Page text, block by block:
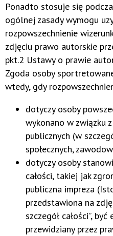
Ponadto stosuje się
ogólnej zasady wymogu
rozpowszechnienie
zdjęciu prawo autorskie
pkt.2 Ustawy o prawie
Zgoda osoby
wtedy, gdy
dotyczy osoby
wykonano w związku
publicznych (w
społecznych,
dotyczy osoby
całości, takiej jak
publiczna impreza
przedstawiona na
szczegół całości”,
przewidziany przez